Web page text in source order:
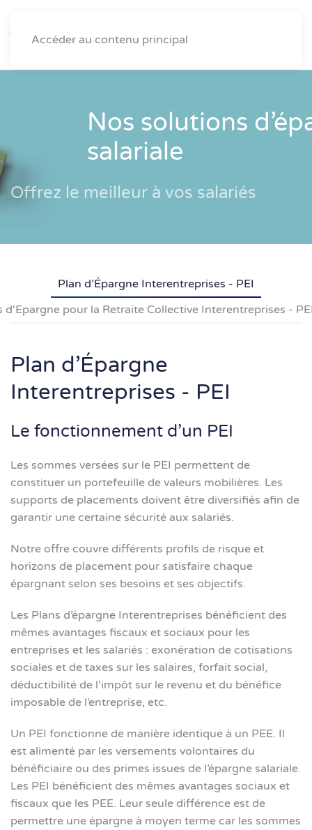
Accéder au contenu principal
Nos solutions
salariale
Offrez le meilleur à vos salariés
Plan d’Épargne Interentreprises - PEI
d'Epargne pour la Retraite Collective Interentreprises -
Plan d’Épargne
Interentreprises - PEI
Le fonctionnement d’un PEI
Les sommes versées sur le PEI permettent de
constituer un portefeuille de valeurs mobilières. Les
supports de placements doivent être diversifiés afin de
garantir une certaine sécurité aux salariés.
Notre offre couvre différents profils de risque et
horizons de placement pour satisfaire chaque
épargnant selon ses besoins et ses objectifs.
Les Plans d’épargne Interentreprises bénéficient des
mêmes avantages fiscaux et sociaux pour les
entreprises et les salariés : exonération de cotisations
sociales et de taxes sur les salaires, forfait social,
déductibilité de l’impôt sur le revenu et du bénéfice
imposable de l’entreprise, etc.
Un PEI fonctionne de manière identique à un PEE. Il
est alimenté par les versements volontaires du
bénéficiaire ou des primes issues de l’épargne salariale.
Les PEI bénéficient des mêmes avantages sociaux et
fiscaux que les PEE. Leur seule différence est de
permettre une épargne à moyen terme car les sommes